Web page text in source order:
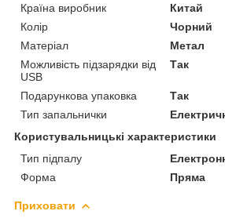
Країна виробник
Китай
Колір
Чорний
Матеріал
Метал
Можливість підзарядки від
USB
Так
Подарункова упаковка
Так
Тип запальнички
Користувальницькі характеристики
Тип підпалу
Форма
Пряма
Приховати